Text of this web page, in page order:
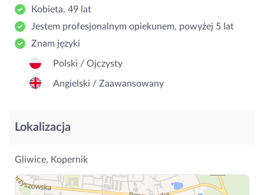
Kobieta, 49 lat
Jestem profesjonalnym opiekunem, powyżej 5 lat
Znam języki
Polski / Ojczysty
Angielski / Zaawansowany
Lokalizacja
Gliwice, Kopernik